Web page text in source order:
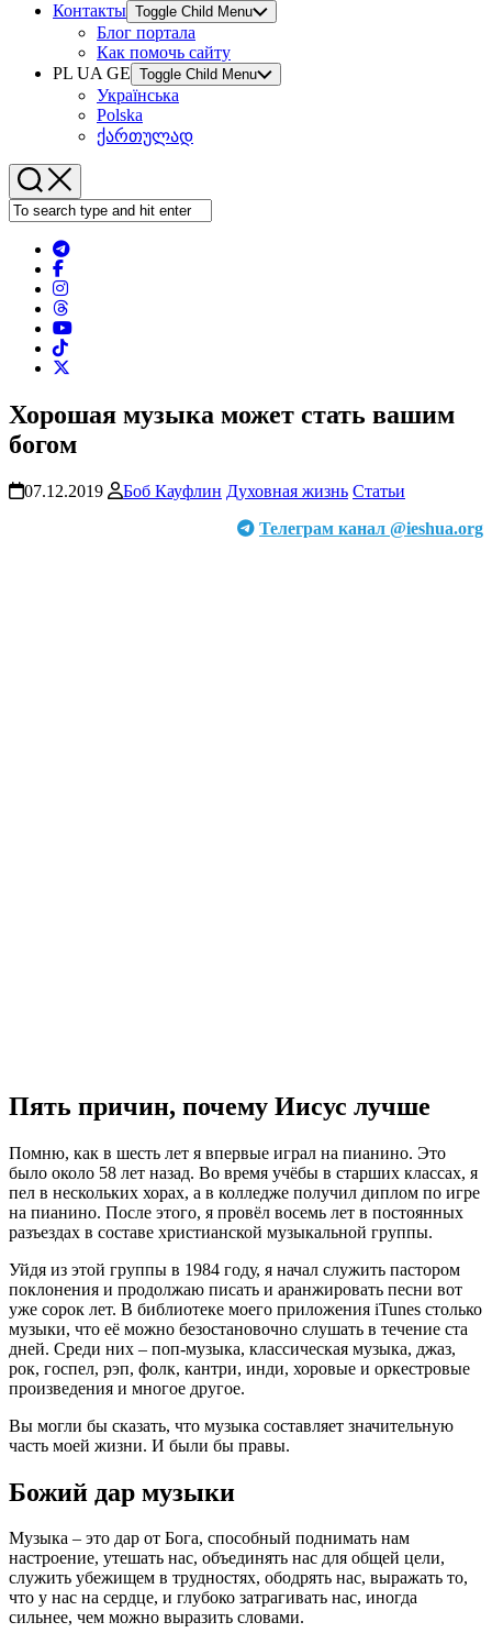
Контакты Toggle Child Menu
Блог портала
Как помочь сайту
PL UA GE Toggle Child Menu
Українська
Polska
ქართულად
Хорошая музыка может стать вашим
богом
07.12.2019 Боб Кауфлин Духовная жизнь Статьи
Телеграм канал @ieshua.org
Пять причин, почему Иисус лучше
Помню, как в шесть лет я впервые играл на пианино. Это
было около 58 лет назад. Во время учёбы в старших классах, я
пел в нескольких хорах, а в колледже получил диплом по игре
на пианино. После этого, я провёл восемь лет в постоянных
разъездах в составе христианской музыкальной группы.
Уйдя из этой группы в 1984 году, я начал служить пастором
поклонения и продолжаю писать и аранжировать песни вот
уже сорок лет. В библиотеке моего приложения iTunes столько
музыки, что её можно безостановочно слушать в течение ста
дней. Среди них – поп-музыка, классическая музыка, джаз,
рок, госпел, рэп, фолк, кантри, инди, хоровые и оркестровые
произведения и многое другое.
Вы могли бы сказать, что музыка составляет значительную
часть моей жизни. И были бы правы.
Божий дар музыки
Музыка – это дар от Бога, способный поднимать нам
настроение, утешать нас, объединять нас для общей цели,
служить убежищем в трудностях, ободрять нас, выражать то,
что у нас на сердце, и глубоко затрагивать нас, иногда
сильнее, чем можно выразить словами.